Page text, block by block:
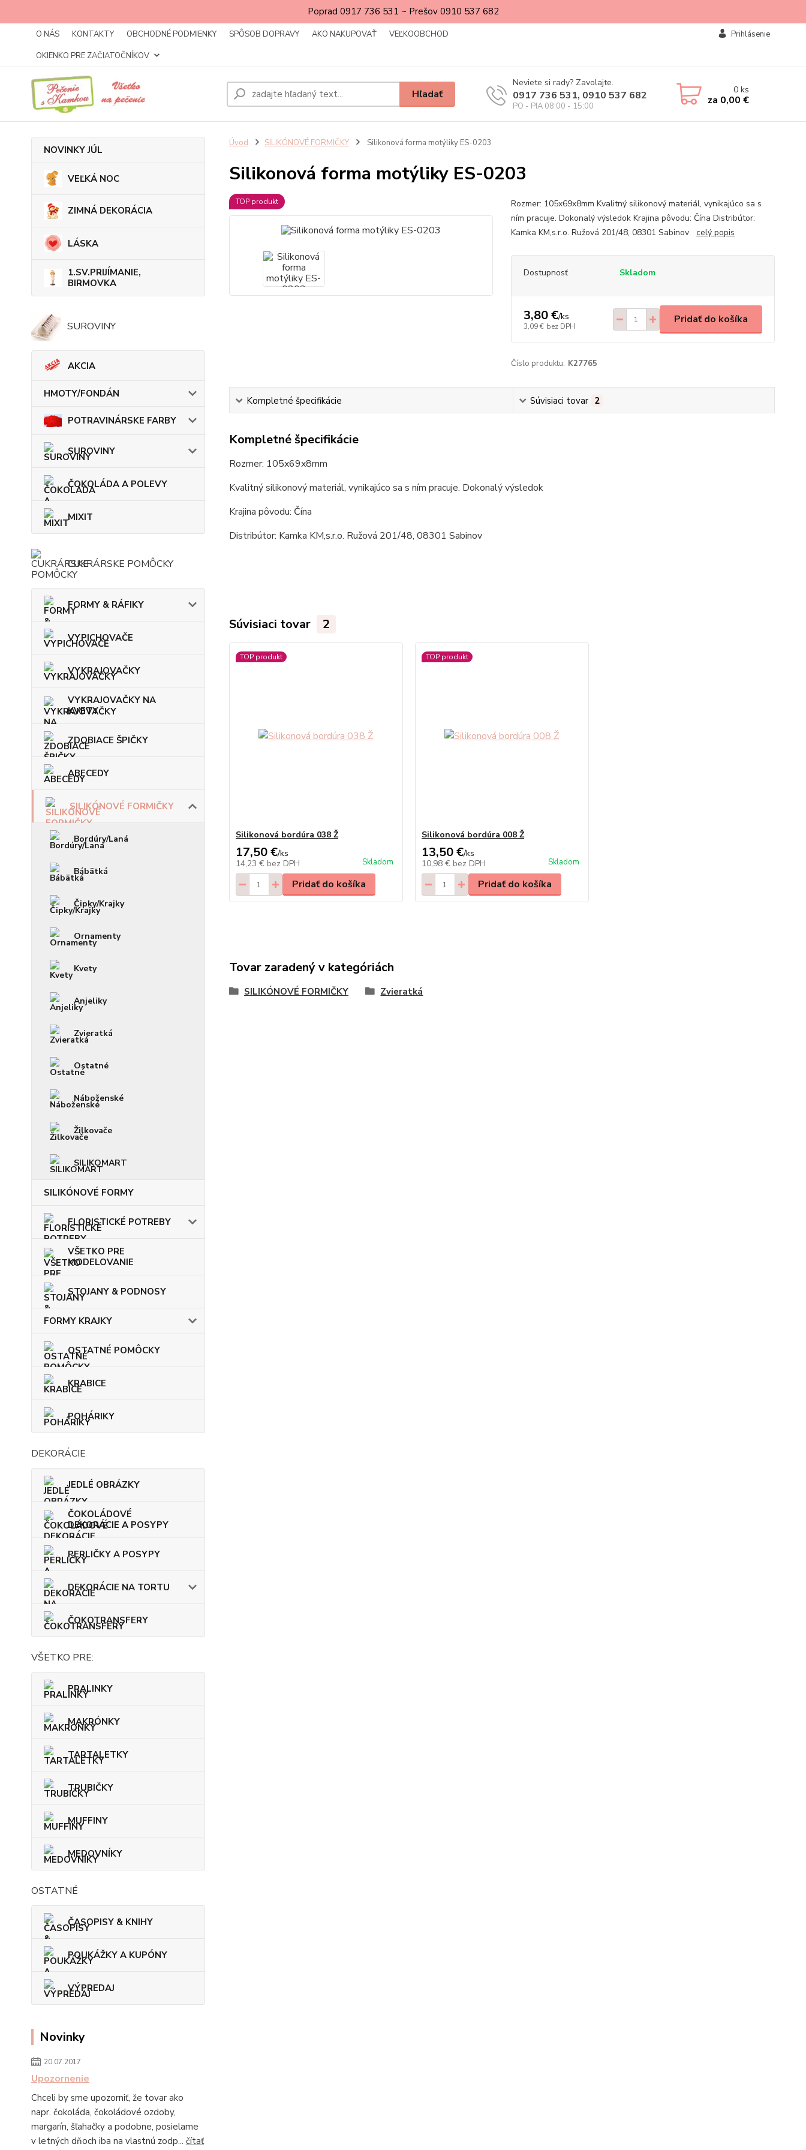
Poprad 0917 736 531 ~ Prešov 0910 537 682
O NÁS KONTAKTY OBCHODNÉ PODMIENKY SPÔSOB DOPRAVY AKO NAKUPOVAŤ
VEĽKOOBCHOD
OKIENKO PRE ZAČIATOČNÍKOV
Prihlásenie
Hľadať
Neviete si rady? Zavolajte.
0917 736 531, 0910 537 682
PO - PIA 08:00 - 15:00
0ks
za 0,00 €
NOVINKY JÚL
VEĽKÁ NOC
ZIMNÁ DEKORÁCIA
LÁSKA
1.SV.PRIJÍMANIE,
BIRMOVKA
SUROVINY
AKCIA
HMOTY/FONDÁN
POTRAVINÁRSKE FARBY
SUROVINY
ČOKOLÁDA A POLEVY
MIXIT
CUKRÁRSKE POMÔCKY
FORMY & RÁFIKY
VYPICHOVAČE
VYKRAJOVAČKY
VYKRAJOVAČKY NA
KVETY
ZDOBIACE ŠPIČKY
ABECEDY
SILIKÓNOVÉ FORMIČKY
Bordúry/Laná
Bábätká
Čipky/Krajky
Ornamenty
Kvety
Anjeliky
Zvieratká
Ostatné
Náboženské
Žilkovače
SILIKOMART
SILIKÓNOVÉ FORMY
FLORISTICKÉ POTREBY
VŠETKO PRE
MODELOVANIE
STOJANY & PODNOSY
FORMY KRAJKY
OSTATNÉ POMÔCKY
KRABICE
POHÁRIKY
DEKORÁCIE
JEDLÉ OBRÁZKY
ČOKOLÁDOVÉ
DEKORÁCIE A POSYPY
PERLIČKY A POSYPY
DEKORÁCIE NA TORTU
ČOKOTRANSFERY
VŠETKO PRE:
PRALINKY
MAKRÓNKY
TARTALETKY
TRUBIČKY
MUFFINY
MEDOVNÍKY
OSTATNÉ
ČASOPISY & KNIHY
POUKÁŽKY A KUPÓNY
VÝPREDAJ
Novinky
20.07.2017
Upozornenie
Chceli by sme upozorniť, že tovar ako
napr. čokoláda, čokoládové ozdoby,
margarín, šľahačky a podobne, posielame
v letných dňoch iba na vlastnú zodp... čítať
Úvod SILIKÓNOVÉ FORMIČKY Silikonová forma motýliky ES-0203
Silikonová forma motýliky ES-0203
TOP produkt
Rozmer: 105x69x8mm Kvalitný silikonový materiál, vynikajúco sa s
ním pracuje. Dokonalý výsledok Krajina pôvodu: Čína Distribútor:
Kamka KM,s.r.o. Ružová 201/48, 08301 Sabinov celý popis
Dostupnosť Skladom
3,80 €/ks
3,09 € bez DPH
Pridať do košíka
Číslo produktu: K27765
Kompletné špecifikácie Súvisiaci tovar 2
Kompletné špecifikácie
Rozmer: 105x69x8mm
Kvalitný silikonový materiál, vynikajúco sa s ním pracuje. Dokonalý výsledok
Krajina pôvodu: Čína
Distribútor: Kamka KM,s.r.o. Ružová 201/48, 08301 Sabinov
Súvisiaci tovar 2
TOP produkt
Silikonová bordúra 038 Ž
17,50 €/ks
14,23 € bez DPH Skladom
Pridať do košíka
TOP produkt
Silikonová bordúra 008 Ž
13,50 €/ks
10,98 € bez DPH Skladom
Pridať do košíka
Tovar zaradený v kategóriách
SILIKÓNOVÉ FORMIČKY Zvieratká